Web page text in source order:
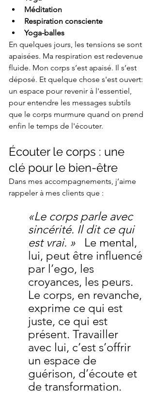
Méditation
Respiration consciente
Yoga-balles
En quelques jours, les tensions se sont
apaisées. Ma respiration est redevenue
fluide. Mon corps s’est apaisé. Il s’est
déposé. Et quelque chose s'est ouvert:
un espace pour revenir à l'essentiel,
pour entendre les messages subtils
que le corps murmure quand on prend
enfin le temps de l'écouter.
Écouter le corps : une
clé pour le bien-être
Dans mes accompagnements, j’aime
rappeler à mes clients que :
«Le corps parle avec
sincérité. Il dit ce qui
est vrai. » Le mental,
lui, peut être influencé
par l’ego, les
croyances, les peurs.
Le corps, en revanche,
exprime ce qui est
juste, ce qui est
présent. Travailler
avec lui, c’est s’offrir
un espace de
guérison, d’écoute et
de transformation.